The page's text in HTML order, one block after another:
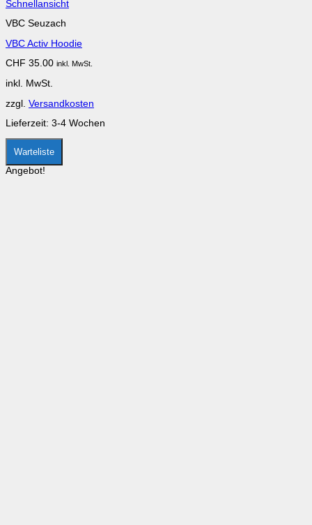
Dieses
weist
Varianten
Die
können
der
Produktseite
gewählt
werden
Schnellansicht
VBC Seuzach
VBC Activ Hoodie
CHF 35.00 inkl. MwSt.
inkl. MwSt.
zzgl. Versandkosten
Lieferzeit: 3-4 Wochen
Warteliste
Angebot!